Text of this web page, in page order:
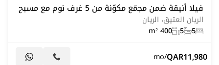
فيلا أنيقة ضمن مجمّع مكوّنة من 5 غرف نوم مع مسبح
الريان العتيق، الريان
5
5
400 m²
11,980
QAR
/mo